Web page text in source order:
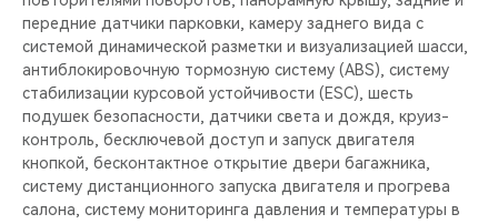
передние датчики парковки, камеру заднего вида c
системой динамической разметки и визуализацией шасси,
антиблокировочную тормозную систему (ABS), систему
стабилизации курсовой устойчивости (ESС), шесть
подушек безопасности, датчики света и дождя, круиз-
контроль, бесключевой доступ и запуск двигателя
кнопкой, бесконтактное открытие двери багажника,
систему дистанционного запуска двигателя и прогрева
салона, систему мониторинга давления и температуры в